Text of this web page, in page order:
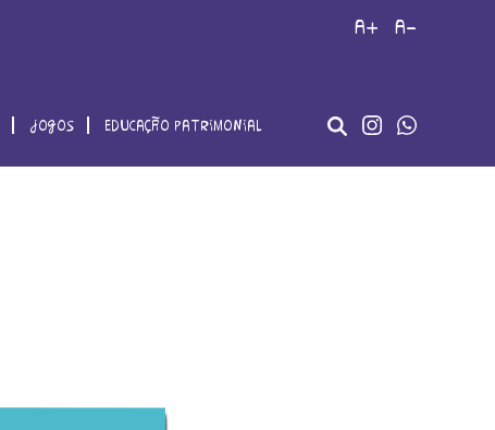
jogos educação patrimonial
a+ a-